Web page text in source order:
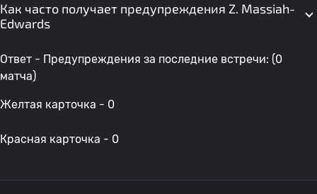
Как часто получает предупреждения Z. Massiah-
Edwards
Ответ - Предупреждения за последние встречи: (0
матча)
Желтая карточка - 0
Красная карточка - 0